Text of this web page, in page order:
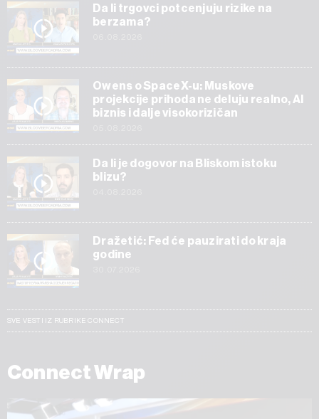
Da li trgovci potcenjuju rizike na
berzama?
Owens o SpaceX-u: Muskove
projekcije prihoda ne deluju realno, AI
biznis i dalje visokorizičan
Da li je dogovor na Bliskom istoku
blizu?
Dražetić: Fed će pauzirati do kraja
godine
SVE VESTI IZ RUBRIKE CONNECT
Connect Wrap